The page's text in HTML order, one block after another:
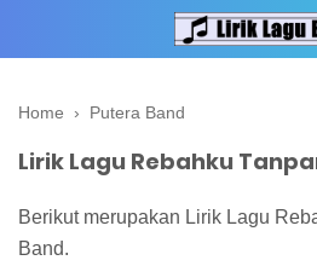
Home › Putera Band
Lirik Lagu Rebahku
Berikut merupakan Lirik Lagu
Band.